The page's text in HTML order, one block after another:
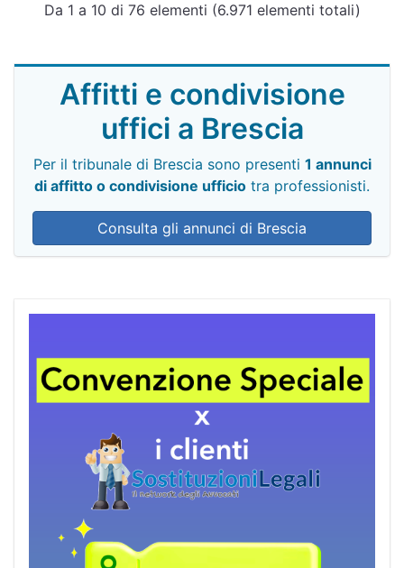
Da 1 a 10 di 76 elementi (6.971 elementi totali)
Affitti e condivisione
uffici a Brescia
Per il tribunale di Brescia sono presenti 1 annunci
di affitto o condivisione ufficio tra professionisti.
Consulta gli annunci di Brescia